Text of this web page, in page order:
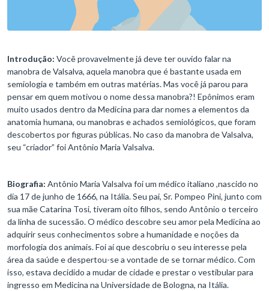
Introdução: Você provavelmente já deve ter ouvido falar na
manobra de Valsalva, aquela manobra que é bastante usada em
semiologia e também em outras matérias. Mas você já parou para
pensar em quem motivou o nome dessa manobra?! Epônimos eram
muito usados dentro da Medicina para dar nomes a elementos da
anatomia humana, ou manobras e achados semiológicos, que foram
descobertos por figuras públicas. No caso da manobra de Valsalva,
seu “criador” foi Antônio Maria Valsalva.
Biografia: Antônio Maria Valsalva foi um médico italiano ,nascido no
dia 17 de junho de 1666, na Itália. Seu pai, Sr. Pompeo Pini, junto com
sua mãe Catarina Tosi, tiveram oito filhos, sendo Antônio o terceiro
da linha de sucessão. O médico descobre seu amor pela Medicina ao
adquirir seus conhecimentos sobre a humanidade e noções da
morfologia dos animais. Foi aí que descobriu o seu interesse pela
área da saúde e despertou-se a vontade de se tornar médico. Com
isso, estava decidido a mudar de cidade e prestar o vestibular para
ingresso em Medicina na Universidade de Bologna, na Itália.